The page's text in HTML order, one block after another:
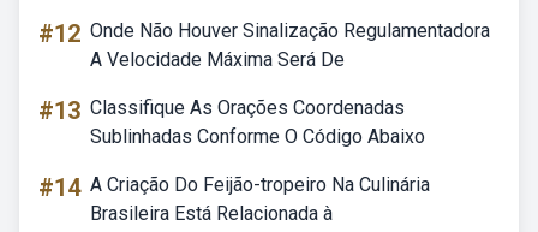
#12 Onde Não Houver Sinalização Regulamentadora
A Velocidade Máxima Será De
#13 Classifique As Orações Coordenadas
Sublinhadas Conforme O Código Abaixo
#14 A Criação Do Feijão-tropeiro Na Culinária
Brasileira Está Relacionada à